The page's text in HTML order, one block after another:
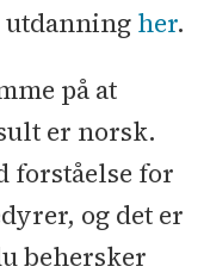
utdanning her.
på at
er norsk.
forståelse for
og det er
behersker